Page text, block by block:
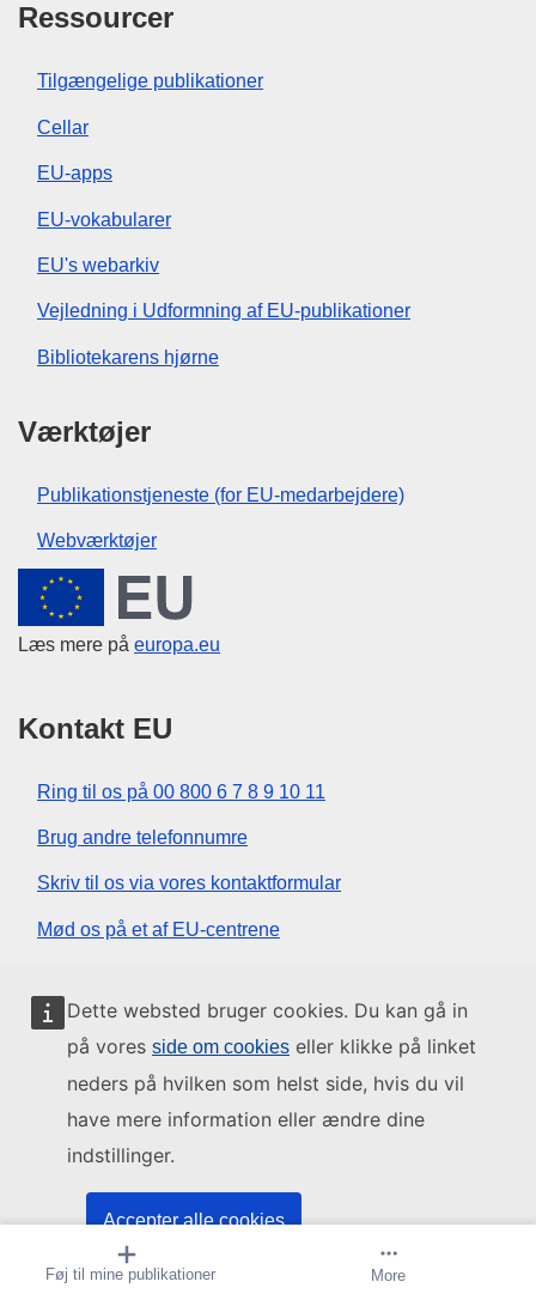
Dette websted bruger cookies. Du kan gå in
på vores side om cookies eller klikke på linket
neders på hvilken som helst side, hvis du vil
have mere information eller ændre dine
indstillinger.
Accepter alle cookies
Acceptér kun nødvendige cookies
Føj til mine publikationer Abonner på meddelelse
More
Ressourcer
Tilgængelige publikationer
Cellar
EU-apps
EU-vokabularer
EU's webarkiv
Vejledning i Udformning af EU-publikationer
Bibliotekarens hjørne
Værktøjer
Publikationstjeneste (for EU-medarbejdere)
Webværktøjer
Den Europæiske Union
Læs mere på europa.eu
Kontakt EU
Ring til os på 00 800 6 7 8 9 10 11
Brug andre telefonnumre
Skriv til os via vores kontaktformular
Mød os på et af EU-centrene
Sociale medier
Søg efter EU på de sociale medier
Søg efter alle EU-institutioner og -organer
Om os Contact Juridiske meddelelser
Cookies